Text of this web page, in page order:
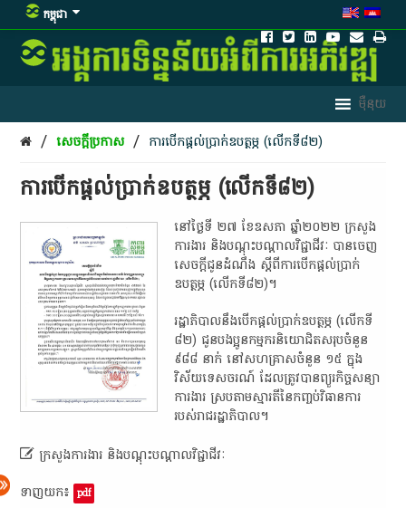
កម្ពុជា
/ សេចក្តីប្រកាស / ការបើកផ្ដល់ប្រាក់ឧបត្ថម្ភ (លើកទី៨២)
ការបើកផ្ដល់ប្រាក់ឧបត្ថម្ភ (លើកទី៨២)
នៅ​ថ្ងៃ​ទី​ ២៧ ខែឧសភា ឆ្នាំ២០២២​ ក្រសួង​
ការងារ​ និង​បណ្តុះបណ្តាល​វិជ្ជាជីវៈ​ បាន​ចេញ​
សេចក្តីជូនដំណឹង​ ស្តី​ពី​ការ​បើក​ផ្ដល់​ប្រាក់​
ឧបត្ថម្ភ​ (​លើក​ទី​៨២)​។​
រដ្ឋាភិបាល​នឹង​បើក​ផ្ដល់​ប្រាក់​ឧបត្ថម្ភ​ (​លើក​ទី​
៨២)​ ជូន​បងប្អូន​កម្មករនិយោជិត​សរុប​ចំនួន​
៩៨៨ នាក់​ នៅ​សហគ្រាស​ចំនួន​ ១៥ ក្នុង​
វិស័យ​ទេសចរណ៍​ ដែល​ត្រូវ​បាន​ព្យួរ​កិច្ចសន្យា
ការងារ​ ស្រប​តាម​ស្មារតី​នៃ​កញ្ចប់​វិធានការ​
របស់​រាជរដ្ឋាភិបាល​។​
 ក្រសួង​ការងារ​ និង​បណ្តុះបណ្តាល​វិជ្ជាជីវៈ
ទាញយក៖ pdf